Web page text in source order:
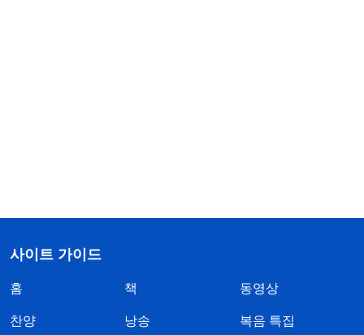
사이트 가이드
홈 책 동영상
찬양 낭송 복음 특집